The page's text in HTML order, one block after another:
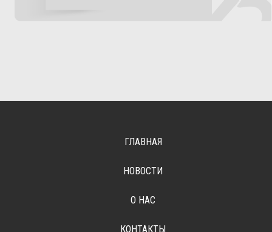
ГЛАВНАЯ
НОВОСТИ
О НАС
КОНТАКТЫ